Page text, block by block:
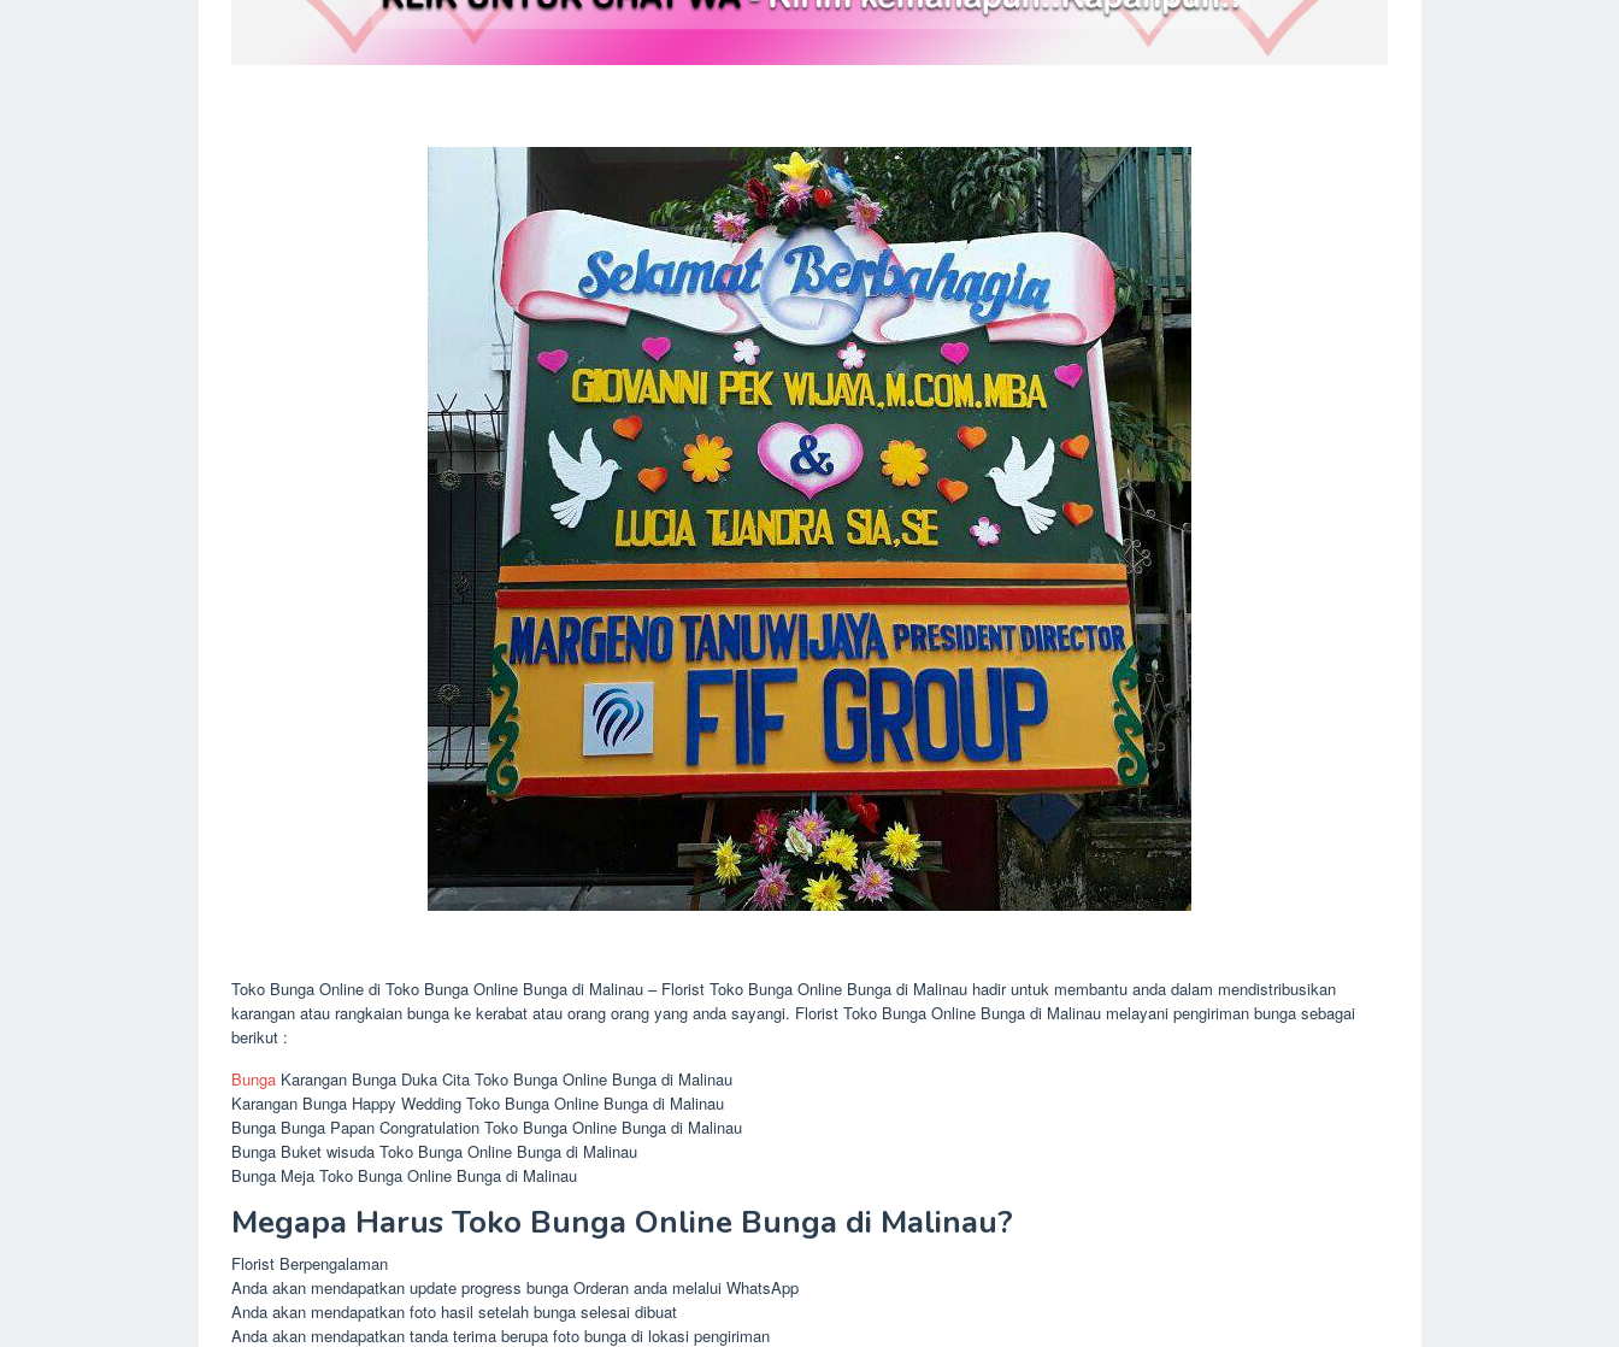
Toko Bunga Online di Toko Bunga Online Bunga di Malinau – Florist Toko Bunga Online Bunga di Malinau hadir untuk membantu anda dalam mendistribusikan
karangan atau rangkaian bunga ke kerabat atau orang orang yang anda sayangi. Florist Toko Bunga Online Bunga di Malinau melayani pengiriman bunga sebagai
berikut :
Bunga Karangan Bunga Duka Cita Toko Bunga Online Bunga di Malinau
Karangan Bunga Happy Wedding Toko Bunga Online Bunga di Malinau
Bunga Bunga Papan Congratulation Toko Bunga Online Bunga di Malinau
Bunga Buket wisuda Toko Bunga Online Bunga di Malinau
Bunga Meja Toko Bunga Online Bunga di Malinau
Megapa Harus Toko Bunga Online Bunga di Malinau?
Florist Berpengalaman
Anda akan mendapatkan update progress bunga Orderan anda melalui WhatsApp
Anda akan mendapatkan foto hasil setelah bunga selesai dibuat
Anda akan mendapatkan tanda terima berupa foto bunga di lokasi pengiriman